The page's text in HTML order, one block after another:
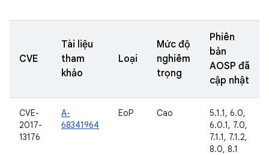
CVE
Tài liệu
tham
khảo
Loại
Mức độ
nghiêm
trọng
Phiên
bản
AOSP đã
cập nhật
CVE-
2017-
13176
A-
68341964
EoP Cao
5.1.1, 6.0,
6.0.1, 7.0,
7.1.1, 7.1.2,
8.0, 8.1